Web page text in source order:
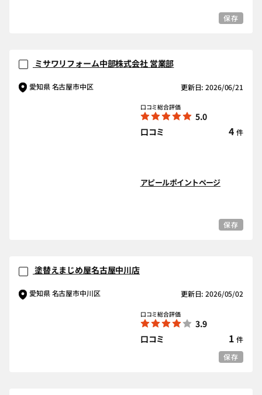
保存
ミサワリフォーム中部株式会社 営業部
愛知県 名古屋市中区 更新日: 2026/06/21
口コミ総合評価
5.0
口コミ
4 件
アピールポイントページ
保存
塗替えまじめ屋名古屋中川店
愛知県 名古屋市中川区 更新日: 2026/05/02
口コミ総合評価
3.9
口コミ
1 件
保存